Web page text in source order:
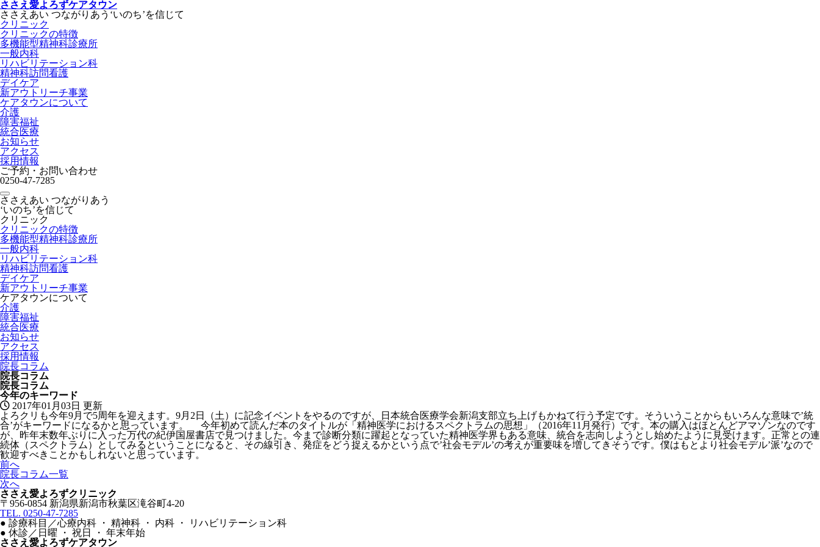
ささえ愛よろずケアタウン
ささえあい つながりあう‘いのち’を信じて
クリニック
クリニックの特徴
多機能型精神科診療所
一般内科
リハビリテーション科
精神科訪問看護
デイケア
新アウトリーチ事業
ケアタウンについて
介護
障害福祉
統合医療
お知らせ
アクセス
採用情報
ご予約・お問い合わせ
0250-47-7285
toggle navigation
ささえあい つながりあう
‘いのち’を信じて
クリニック
クリニックの特徴
多機能型精神科診療所
一般内科
リハビリテーション科
精神科訪問看護
デイケア
新アウトリーチ事業
ケアタウンについて
介護
障害福祉
統合医療
お知らせ
アクセス
採用情報
院長コラム
院長コラム
院長コラム
今年のキーワード
2017年01月03日 更新
よろクリも今年9月で5周年を迎えます。9月2日（土）に記念イベントをやるのですが、日本統合医療学会新潟支部立ち上げもかねて行う予定です。そういうことからもいろんな意味で’統
合’がキーワードになるかと思っています。 今年初めて読んだ本のタイトルが「精神医学におけるスペクトラムの思想」（2016年11月発行）です。本の購入はほとんどアマゾンなのです
が、昨年末数年ぶりに入った万代の紀伊国屋書店で見つけました。今まで診断分類に躍起となっていた精神医学界もある意味、統合を志向しようとし始めたように見受けます。正常との連
続体（スペクトラム）としてみるということになると、その線引き、発症をどう捉えるかという点で’社会モデル’の考えが重要味を増してきそうです。僕はもとより社会モデル’派’なので
歓迎すべきことかもしれないと思っています。
前へ
院長コラム一覧
次へ
ささえ愛よろずクリニック
〒956-0854 新潟県新潟市秋葉区滝谷町4-20
TEL. 0250-47-7285
● 診療科目／心療内科 ・ 精神科 ・ 内科 ・ リハビリテーション科
● 休診／日曜 ・ 祝日 ・ 年末年始
ささえ愛よろずケアタウン